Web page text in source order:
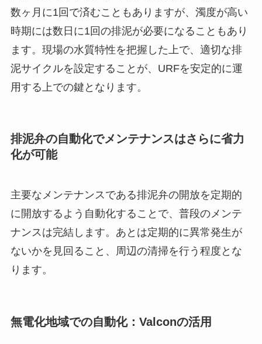
数ヶ月に1回で済むこともありますが、濁度が高い
時期には数日に1回の排泥が必要になることもあり
ます。現場の水質特性を把握した上で、適切な排
泥サイクルを設定することが、URFを安定的に運
用する上での鍵となります。
排泥弁の自動化でメンテナンスはさらに省力
化が可能
主要なメンテナンスである排泥弁の開放を定期的
に開放するよう自動化することで、普段のメンテ
ナンスは完結します。あとは定期的に異常発生が
ないかを見回ること、周辺の清掃を行う程度とな
ります。
無電化地域での自動化：Valconの活用